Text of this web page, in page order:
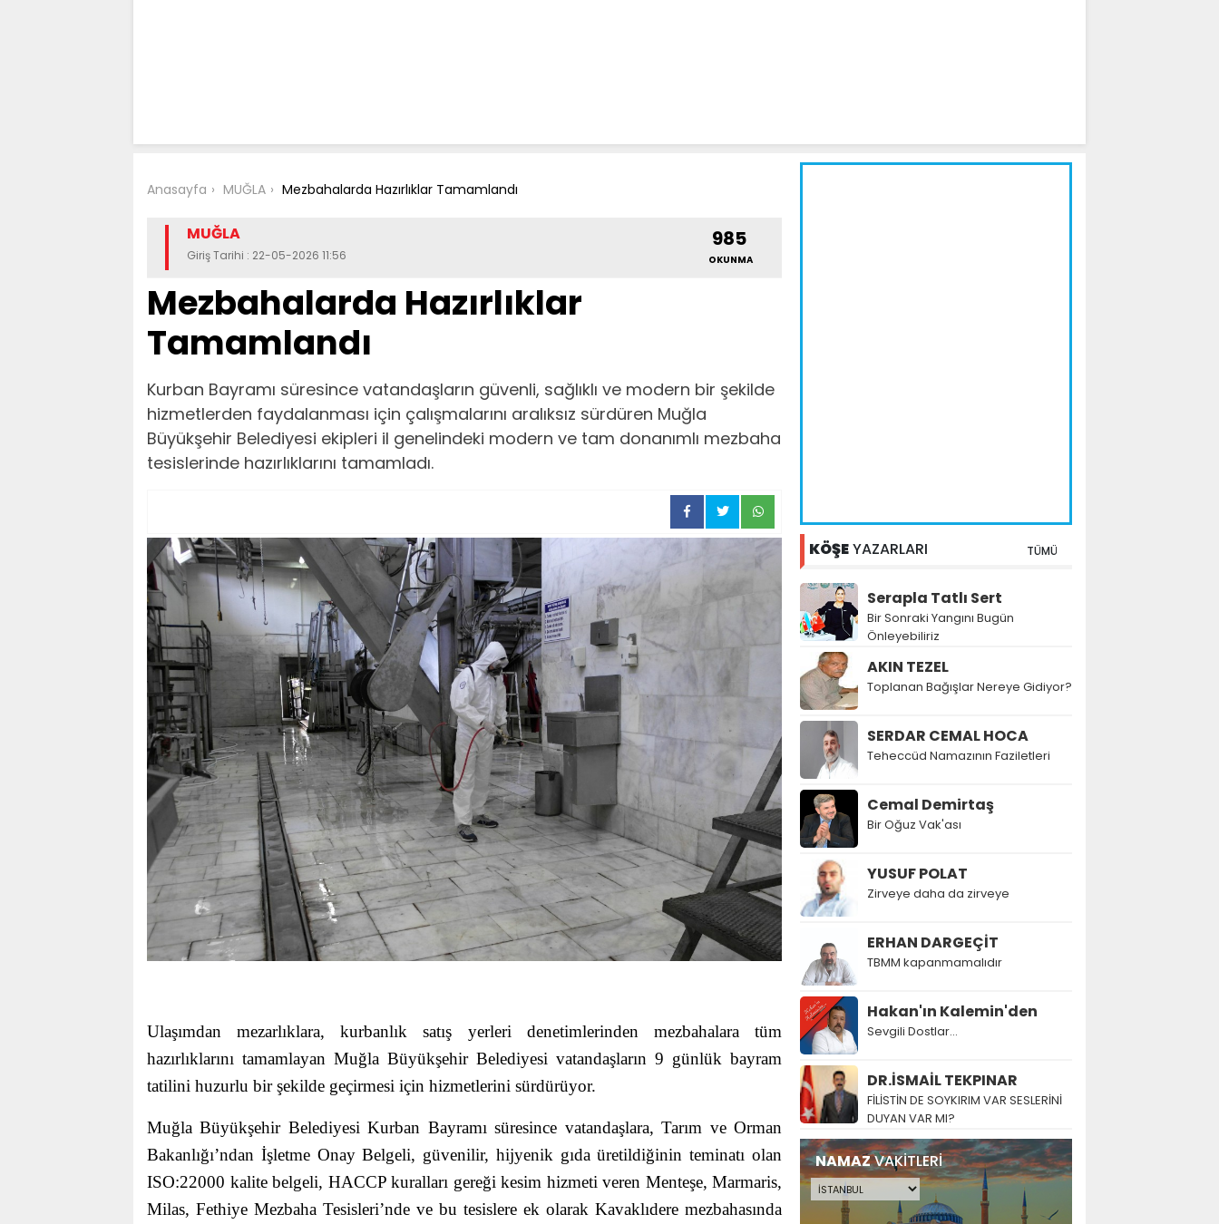
Anasayfa MUĞLA Mezbahalarda Hazırlıklar Tamamlandı
MUĞLA
Giriş Tarihi : 22-05-2026 11:56
985
OKUNMA
Mezbahalarda Hazırlıklar
Tamamlandı
Kurban Bayramı süresince vatandaşların güvenli, sağlıklı ve modern bir şekilde
hizmetlerden faydalanması için çalışmalarını aralıksız sürdüren Muğla
Büyükşehir Belediyesi ekipleri il genelindeki modern ve tam donanımlı mezbaha
tesislerinde hazırlıklarını tamamladı.
Ulaşımdan mezarlıklara, kurbanlık satış yerleri denetimlerinden mezbahalara tüm
hazırlıklarını tamamlayan Muğla Büyükşehir Belediyesi vatandaşların 9 günlük bayram
tatilini huzurlu bir şekilde geçirmesi için hizmetlerini sürdürüyor.
Muğla Büyükşehir Belediyesi Kurban Bayramı süresince vatandaşlara, Tarım ve Orman
Bakanlığı’ndan İşletme Onay Belgeli, güvenilir, hijyenik gıda üretildiğinin teminatı olan
ISO:22000 kalite belgeli, HACCP kuralları gereği kesim hizmeti veren Menteşe, Marmaris,
Milas, Fethiye Mezbaha Tesisleri’nde ve bu tesislere ek olarak Kavaklıdere mezbahasında
KÖŞEYAZARLARI TÜMÜ
Serapla Tatlı Sert
Bir Sonraki Yangını Bugün
Önleyebiliriz
AKIN TEZEL
Toplanan Bağışlar Nereye Gidiyor?
SERDAR CEMAL HOCA
Teheccüd Namazının Faziletleri
Cemal Demirtaş
Bir Oğuz Vak'ası
YUSUF POLAT
Zirveye daha da zirveye
ERHAN DARGEÇİT
TBMM kapanmamalıdır
Hakan'ın Kalemin'den
Sevgili Dostlar...
DR.İSMAİL TEKPINAR
FİLİSTİN DE SOYKIRIM VAR SESLERİNİ
DUYAN VAR MI?
NAMAZVAKİTLERİ